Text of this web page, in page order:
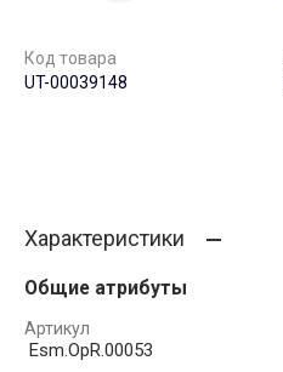
Код товара
UT-00039148
Характеристики
Общие атрибуты
Артикул
Esm.OpR.00053